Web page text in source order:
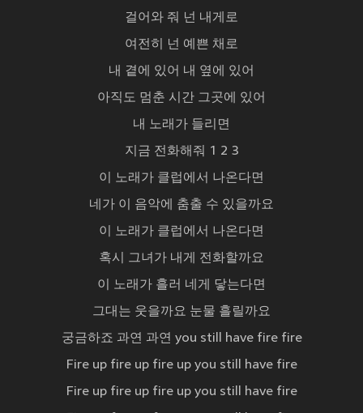
걸어와 줘 넌 내게로
여전히 넌 예쁜 채로
내 곁에 있어 내 옆에 있어
아직도 멈춘 시간 그곳에 있어
내 노래가 들리면
지금 전화해줘 1 2 3
이 노래가 클럽에서 나온다면
네가 이 음악에 춤출 수 있을까요
이 노래가 클럽에서 나온다면
혹시 그녀가 내게 전화할까요
이 노래가 흘러 네게 닿는다면
그대는 웃을까요 눈물 흘릴까요
궁금하죠 과연 과연 you still have fire fire
Fire up fire up fire up you still have fire
Fire up fire up fire up you still have fire